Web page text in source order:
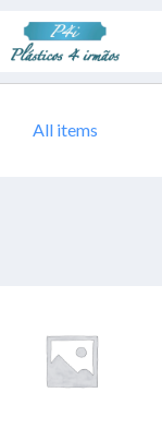
All items